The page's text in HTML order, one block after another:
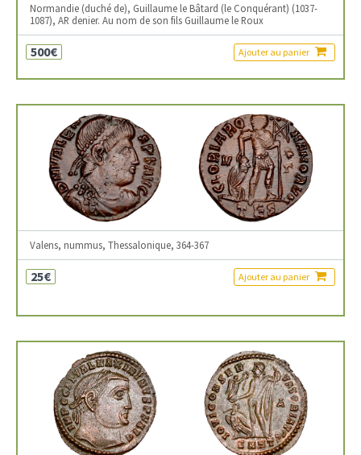
Normandie (duché de), Guillaume le Bâtard (le Conquérant) (1037-
1087), AR denier. Au nom de son fils Guillaume le Roux
500€ Ajouter au panier
Valens, nummus, Thessalonique, 364-367
25€ Ajouter au panier